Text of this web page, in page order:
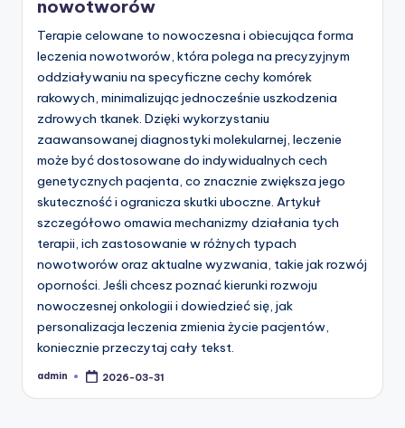
nowotworów
Terapie celowane to nowoczesna i obiecująca forma
leczenia nowotworów, która polega na precyzyjnym
oddziaływaniu na specyficzne cechy komórek
rakowych, minimalizując jednocześnie uszkodzenia
zdrowych tkanek. Dzięki wykorzystaniu
zaawansowanej diagnostyki molekularnej, leczenie
może być dostosowane do indywidualnych cech
genetycznych pacjenta, co znacznie zwiększa jego
skuteczność i ogranicza skutki uboczne. Artykuł
szczegółowo omawia mechanizmy działania tych
terapii, ich zastosowanie w różnych typach
nowotworów oraz aktualne wyzwania, takie jak rozwój
oporności. Jeśli chcesz poznać kierunki rozwoju
nowoczesnej onkologii i dowiedzieć się, jak
personalizacja leczenia zmienia życie pacjentów,
koniecznie przeczytaj cały tekst.
Posted
admin 2026-03-31